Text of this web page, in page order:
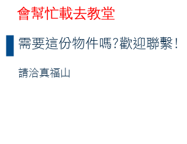
會幫忙載去教堂
需要這份物件嗎?歡迎聯繫!
請洽真福山